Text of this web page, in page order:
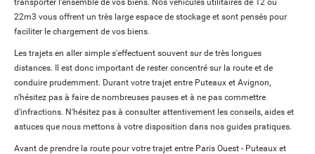
transporter l'ensemble de vos biens. Nos véhicules utilitaires de 12 ou
22m3 vous offrent un très large espace de stockage et sont pensés pour
faciliter le chargement de vos biens.
Les trajets en aller simple s'effectuent souvent sur de très longues
distances. Il est donc important de rester concentré sur la route et de
conduire prudemment. Durant votre trajet entre Puteaux et Avignon,
n'hésitez pas à faire de nombreuses pauses et à ne pas commettre
d'infractions. N'hésitez pas à consulter attentivement les conseils, aides et
astuces que nous mettons à votre disposition dans nos guides pratiques.
Avant de prendre la route pour votre trajet entre Paris Ouest - Puteaux et